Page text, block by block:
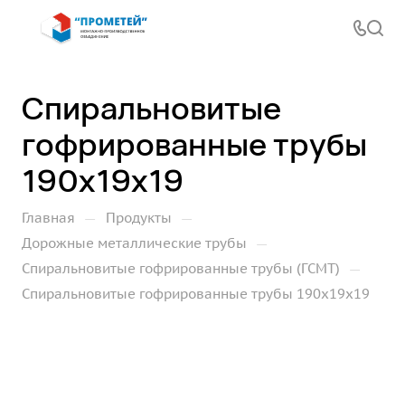
Спиральновитые
гофрированные трубы
190х19х19
Главная — Продукты —
Дорожные металлические трубы —
Спиральновитые гофрированные трубы (ГСМТ) —
Спиральновитые гофрированные трубы 190х19х19